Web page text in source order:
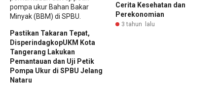
Pastikan Takaran Tepat,
DisperindagkopUKM Kota
Tangerang Lakukan
Pemantauan dan Uji Petik
Pompa Ukur di SPBU Jelang
Nataru
Cerita Kesehatan dan
Perekonomian
3 tahun lalu